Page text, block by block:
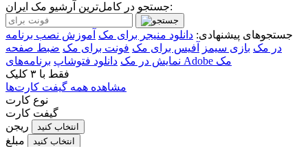
جستجو در کامل‌ترین آرشیو مک ایران:
جستجوهای پیشنهادی: دانلود منیجر برای مک آموزش نصب برنامه
در مک بازی سیمز آفیس برای مک فونت برای مک ضبط صفحه
نمایش در مک دانلود فتوشاپ
برنامه‌های Adobe مک
فقط با ۳ کلیک
مشاهده همه گیفت کارت‌ها
نوع کارت
گیفت کارت
ریجن
انتخاب کنید
مبلغ انتخاب کنید